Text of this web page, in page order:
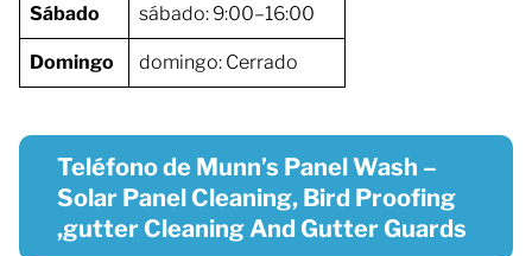
Sábado sábado: 9:00–16:00
Domingo domingo: Cerrado
Teléfono de Munn’s Panel Wash –
Solar Panel Cleaning, Bird Proofing
,gutter Cleaning And Gutter Guards